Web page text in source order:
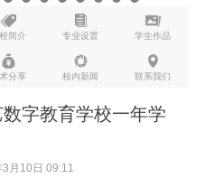
뀄
简介
뀴
专业设置
끡
学生作品
낐
分享
넆
校内新闻
넹
联系我们
字教育学校一年学
月10日 09:11